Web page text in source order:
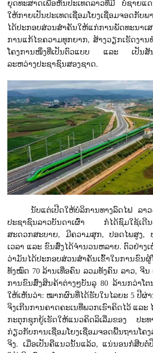
ຍຸດທະສາດເພື່ອຫັນປະເທດລາວທີ່ມີ ບໍ່ຊາຍແ
ໃຫ້ກາຍເປັນປະເທດເຊື່ອມໂຍງເຊື່ອມຈອດກັບ
ໄດ້ປະກອບສ່ວນສໍາຄັນໃຫ້ແກ່ການພັດທະນາເ
ການແກ້ໄຂຄວາມທຸກຍາກ, ສ້າງວຽກເຮັດງານ
ໂຄງການໜຶ່ງທີ່ເປັນຕົວແບບ ແລະ ເປັນສັນ
ລະຫວ່າງປະຊາຊົນສອງຊາດ.
ນັບແຕ່ເປີດໃຫ້ບໍລິການທາງລົດໄຟ ລາ
ປະຊາຊົນລາວບັນດາເຜົ່າ ກໍໄດ້ຊົມໃຊ້ເດີນ
ສະດວກສະບາຍ, ມີຄວາມສຸກ, ປອດໄພສູງ,
ເວລາ ແລະ ຂົນສົ່ງໄດ້ຈໍານວນຫລາຍ. ຕົວຢ່າງ
ວ່າມັນໄດ້ປະກອບສ່ວນສໍາຄັນເຂົ້າໃນການຂົນຜູ້
ທັງໝົດ 70ລ້ານເທື່ອຄົນ ລວມທັງຄົນ ລາວ, ຈີນ
ການຂົນສົ່ງສິນຄ້າຕ່າງໆບັນລຸ80 ລ້ານກວ່າໂຕ
ໃຫ້ເຫັນວ່າ: ໝາກຜົນທີ່ໄດ້ຮັບໃນໄລຍະ 5 ປີຜ່
ຈິງເກີນການຄາດຄະເນທີ່ພວກເຮົາຄິດໄວ້ ແລະ
ກະຕຸກຊຸກຍູ້ເຮັດໃຫ້ແນວຄິດລິເລີ່ມຂອງ ປ
ກ່ຽວກັບການເຊື່ອມໂຍງເຊື່ອມຈອດພື້ນຖານໂຄ
ຈິງ. ເມື່ອເປັນຄືແນວນັ້ນແລ້ວ,
ແນ່ນອນກໍສືບຕໍ່